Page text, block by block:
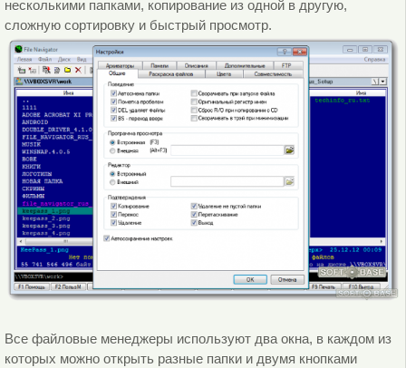
несколькими папками, копирование из одной в другую,
сложную сортировку и быстрый просмотр.
Все файловые менеджеры используют два окна, в каждом из
которых можно открыть разные папки и двумя кнопками